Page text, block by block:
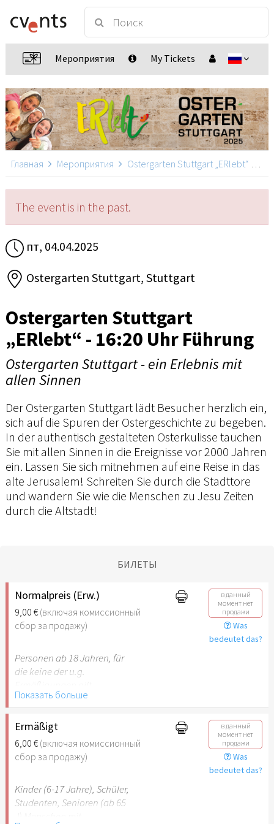
Мероприятия My Tickets
Главная Мероприятия Ostergarten Stuttgart „ERlebt“
The event is in the past.
пт, 04.04.2025
Ostergarten Stuttgart, Stuttgart
Ostergarten Stuttgart
„ERlebt“ - 16:20 Uhr Führung
Ostergarten Stuttgart - ein Erlebnis mit
allen Sinnen
Der Ostergarten Stuttgart lädt Besucher herzlich ein,
sich auf die Spuren der Ostergeschichte zu begeben.
In der authentisch gestalteten Osterkulisse tauchen
Sie mit allen Sinnen in die Ereignisse vor 2000 Jahren
ein. Lassen Sie sich mitnehmen auf eine Reise in das
alte Jerusalem! Schreiten Sie durch die Stadttore
und wandern Sie wie die Menschen zu Jesu Zeiten
durch die Altstadt!
БИЛЕТЫ
Normalpreis (Erw.)
9,00 €(включая комиссионный
сбор за продажу)
в данный
момент нет
продажи
Was
bedeutet das?
Personen ab 18 Jahren, für
die keine der u.g.
Показать больше
Ermäßigt
6,00 €(включая комиссионный
сбор за продажу)
в данный
момент нет
продажи
Was
bedeutet das?
Kinder (6-17 Jahre), Schüler,
Studenten, Senioren (ab 65